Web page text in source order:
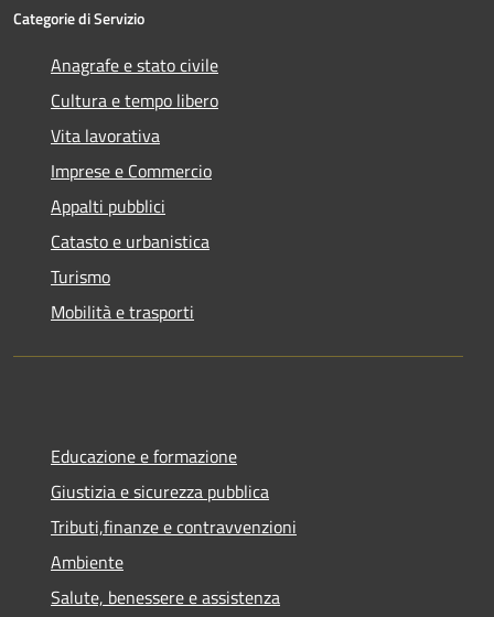
Categorie di Servizio
Anagrafe e stato civile
Cultura e tempo libero
Vita lavorativa
Imprese e Commercio
Appalti pubblici
Catasto e urbanistica
Turismo
Mobilità e trasporti
Educazione e formazione
Giustizia e sicurezza pubblica
Tributi,finanze e contravvenzioni
Ambiente
Salute, benessere e assistenza